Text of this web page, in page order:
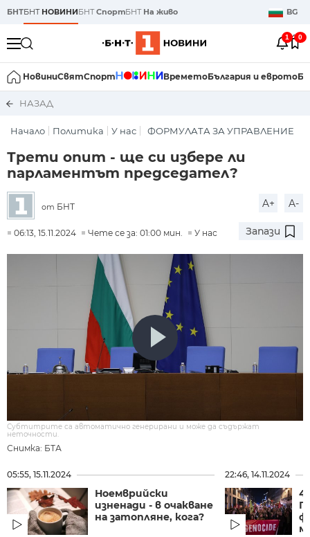
БНТБНТ НОВИНИБНТСпортБНТ На живо BG
1 0
НовиниСвятСпорт ВреметоБългария и еврото
НАЗАД
Начало Политика У нас ФОРМУЛАТА ЗА УПРАВЛЕНИЕ
Трети опит - ще си избере ли
парламентът председател?
от БНТ A+ A-
06:13, 15.11.2024 Чете се за: 01:00 мин. У нас Запази
Снимка: БТА
Субтитрите са автоматично генерирани и може да съдържат
неточности.
05:55, 15.11.2024
Ноемврийски
изненади - в очакване
на затопляне, кога?
22:46, 14.11.2024